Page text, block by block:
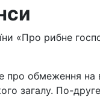
«Про рибне
про обмеження
загалу. По-